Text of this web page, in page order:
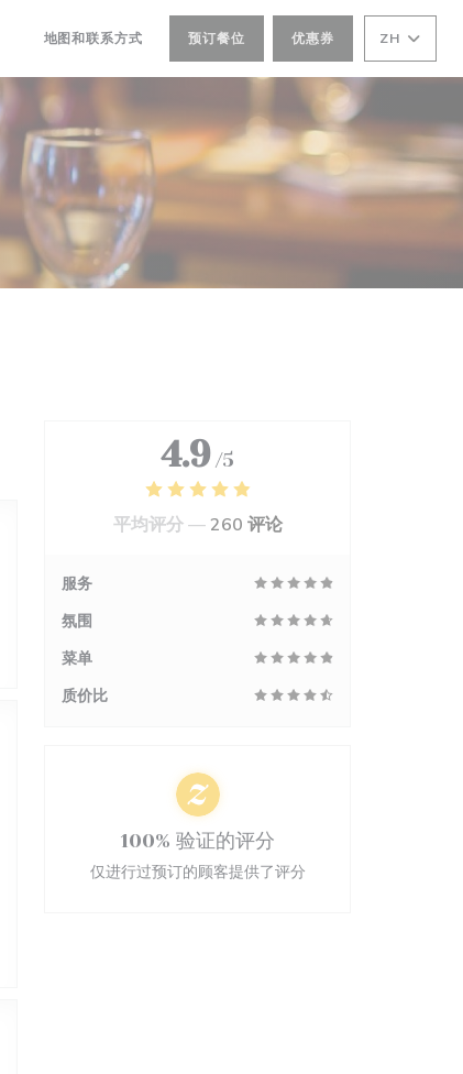
((在新窗口中打开))
地图和联系方式 预订餐位 优惠券 ZH
4.9 /5
平均评分 —260 评论
服务
氛围
菜单
质价比
100% 验证的评分
仅进行过预订的顾客提供了评分